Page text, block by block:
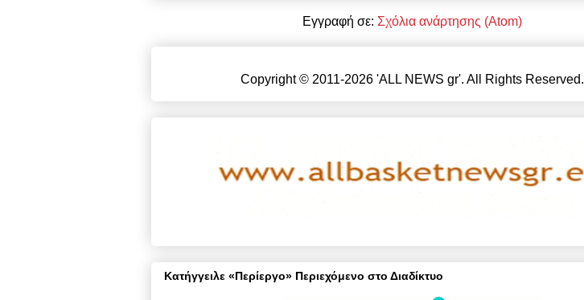
Εγγραφή σε: Σχόλια ανάρτησης (Atom)
Copyright © 2011-2026 'ALL NEWS gr'. All Rights Reserved.
Κατήγγειλε «Περίεργο» Περιεχόμενο στο Διαδίκτυο